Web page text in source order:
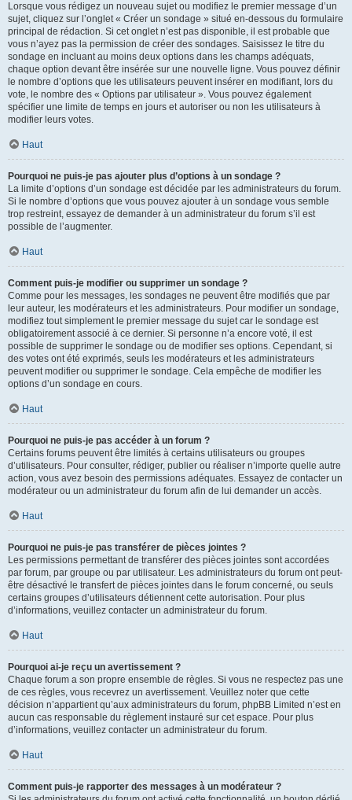
Lorsque vous rédigez un nouveau sujet ou modifiez le premier message d’un
sujet, cliquez sur l’onglet « Créer un sondage » situé en-dessous du formulaire
principal de rédaction. Si cet onglet n’est pas disponible, il est probable que
vous n’ayez pas la permission de créer des sondages. Saisissez le titre du
sondage en incluant au moins deux options dans les champs adéquats,
chaque option devant être insérée sur une nouvelle ligne. Vous pouvez définir
le nombre d’options que les utilisateurs peuvent insérer en modifiant, lors du
vote, le nombre des « Options par utilisateur ». Vous pouvez également
spécifier une limite de temps en jours et autoriser ou non les utilisateurs à
modifier leurs votes.
Haut
Pourquoi ne puis-je pas ajouter plus d’options à un sondage ?
La limite d’options d’un sondage est décidée par les administrateurs du forum.
Si le nombre d’options que vous pouvez ajouter à un sondage vous semble
trop restreint, essayez de demander à un administrateur du forum s’il est
possible de l’augmenter.
Haut
Comment puis-je modifier ou supprimer un sondage ?
Comme pour les messages, les sondages ne peuvent être modifiés que par
leur auteur, les modérateurs et les administrateurs. Pour modifier un sondage,
modifiez tout simplement le premier message du sujet car le sondage est
obligatoirement associé à ce dernier. Si personne n’a encore voté, il est
possible de supprimer le sondage ou de modifier ses options. Cependant, si
des votes ont été exprimés, seuls les modérateurs et les administrateurs
peuvent modifier ou supprimer le sondage. Cela empêche de modifier les
options d’un sondage en cours.
Haut
Pourquoi ne puis-je pas accéder à un forum ?
Certains forums peuvent être limités à certains utilisateurs ou groupes
d’utilisateurs. Pour consulter, rédiger, publier ou réaliser n’importe quelle autre
action, vous avez besoin des permissions adéquates. Essayez de contacter un
modérateur ou un administrateur du forum afin de lui demander un accès.
Haut
Pourquoi ne puis-je pas transférer de pièces jointes ?
Les permissions permettant de transférer des pièces jointes sont accordées
par forum, par groupe ou par utilisateur. Les administrateurs du forum ont peut-
être désactivé le transfert de pièces jointes dans le forum concerné, ou seuls
certains groupes d’utilisateurs détiennent cette autorisation. Pour plus
d’informations, veuillez contacter un administrateur du forum.
Haut
Pourquoi ai-je reçu un avertissement ?
Chaque forum a son propre ensemble de règles. Si vous ne respectez pas une
de ces règles, vous recevrez un avertissement. Veuillez noter que cette
décision n’appartient qu’aux administrateurs du forum, phpBB Limited n’est en
aucun cas responsable du règlement instauré sur cet espace. Pour plus
d’informations, veuillez contacter un administrateur du forum.
Haut
Comment puis-je rapporter des messages à un modérateur ?